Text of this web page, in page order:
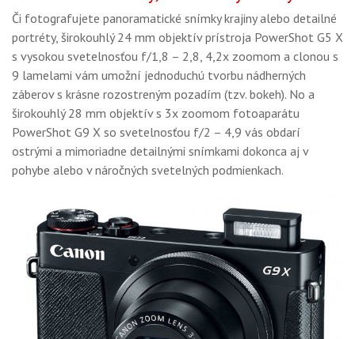
Či fotografujete panoramatické snímky krajiny alebo detailné
portréty, širokouhlý 24 mm objektív prístroja PowerShot G5 X
s vysokou svetelnosťou f/1,8 – 2,8, 4,2x zoomom a clonou s
9 lamelami vám umožní jednoduchú tvorbu nádherných
záberov s krásne rozostreným pozadím (tzv. bokeh). No a
širokouhlý 28 mm objektív s 3x zoomom fotoaparátu
PowerShot G9 X so svetelnosťou f/2 – 4,9 vás obdarí
ostrými a mimoriadne detailnými snímkami dokonca aj v
pohybe alebo v náročných svetelných podmienkach.